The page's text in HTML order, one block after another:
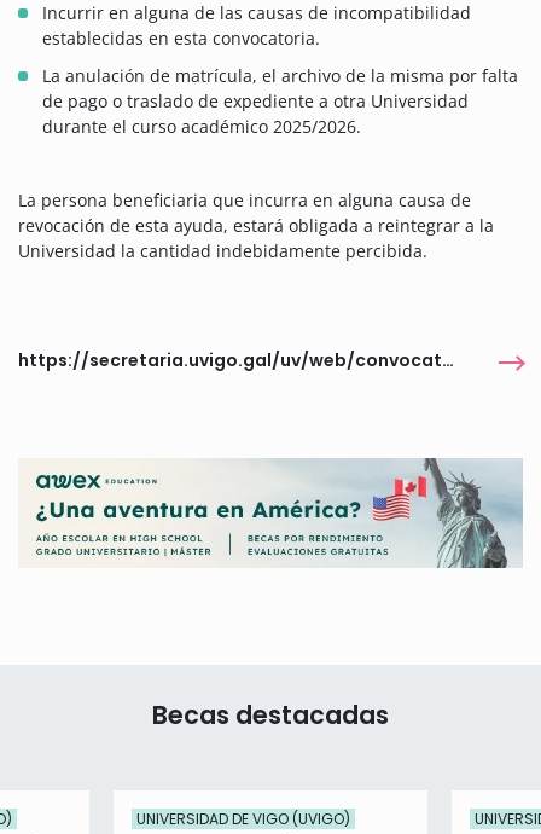
Incurrir en alguna de las causas de incompatibilidad
establecidas en esta convocatoria.
La anulación de matrícula, el archivo de la misma por falta
de pago o traslado de expediente a otra Universidad
durante el curso académico 2025/2026.
La persona beneficiaria que incurra en alguna causa de
revocación de esta ayuda, estará obligada a reintegrar a la
Universidad la cantidad indebidamente percibida.
https://secretaria.uvigo.gal/uv/web/convocatoria/public/show/1737
Becas destacadas
UNIVERSIDAD DE VIGO (UVIGO)